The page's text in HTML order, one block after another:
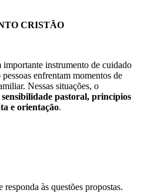
CRISTÃO
instrumento de cuidado
enfrentam momentos de
Nessas situações, o
sensibilidade pastoral, princípios
e orientação.
às questões propostas.